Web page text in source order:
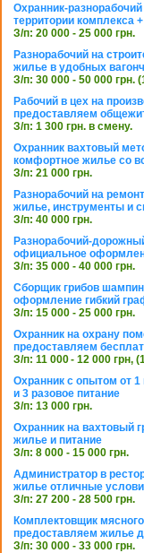
Охранник-
территории комплекса
З/п: 20 000 - 25 000 грн.
Разнорабочий на
жилье в удобных
З/п: 30 000 - 50 000 грн.
Рабочий в цех на
предоставляем
З/п: 1 300 грн. в смену.
Охранник вахтовый
комфортное жилье со
З/п: 21 000 грн.
Разнорабочий на
жилье, инструменты и
З/п: 40 000 грн.
Разнорабочий-
официальное
З/п: 35 000 - 40 000 грн.
Сборщик грибов
оформление гибкий
З/п: 15 000 - 25 000 грн.
Охранник на охрану
предоставляем
З/п: 11 000 - 12 000 грн,
Охранник с опытом от
и 3 разовое питание
З/п: 13 000 грн.
Охранник на вахтовый
жилье и питание
З/п: 8 000 - 15 000 грн.
Администратор в
жилье отличные
З/п: 27 200 - 28 500 грн.
Комплектовщик
предоставляем жилье
З/п: 30 000 - 33 000 грн.